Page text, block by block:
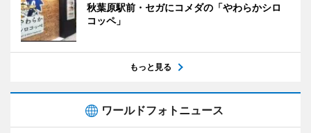
秋葉原駅前・セガにコメダの「やわらかシロ
コッペ」
もっと見る
ワールドフォトニュース